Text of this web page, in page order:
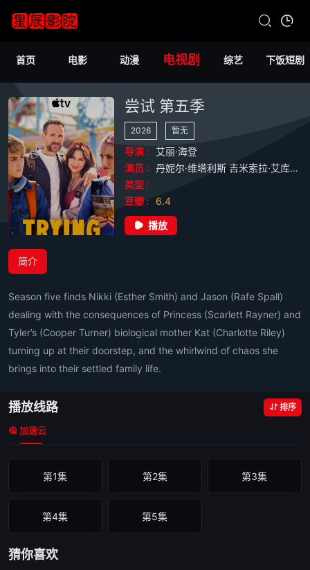
首页 电影 动漫 电视剧 综艺 下饭短剧
尝试 第五季
2026 暂无
导演 :
艾丽·海登
演员 :
丹妮尔·维塔利斯 吉米索拉·艾库美罗
类型 :
豆瓣 :
6.4
播放
简介
Season five finds Nikki (Esther Smith) and Jason (Rafe Spall)
dealing with the consequences of Princess (Scarlett Rayner) and
Tyler’s (Cooper Turner) biological mother Kat (Charlotte Riley)
turning up at their doorstep, and the whirlwind of chaos she
brings into their settled family life.
播放线路 排序
加速云
第1集 第2集 第3集
第4集 第5集
猜你喜欢